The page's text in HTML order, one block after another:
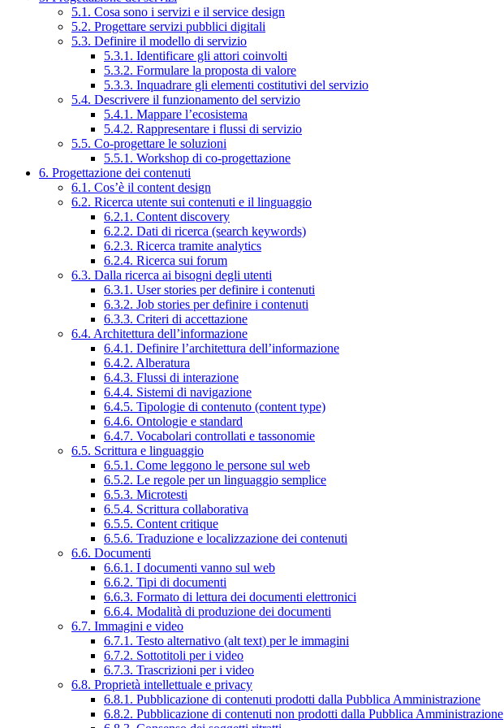
5.1. Cosa sono i servizi e il service design
5.2. Progettare servizi pubblici digitali
5.3. Definire il modello di servizio
5.3.1. Identificare gli attori coinvolti
5.3.2. Formulare la proposta di valore
5.3.3. Inquadrare gli elementi costitutivi del servizio
5.4. Descrivere il funzionamento del servizio
5.4.1. Mappare l’ecosistema
5.4.2. Rappresentare i flussi di servizio
5.5. Co-progettare le soluzioni
5.5.1. Workshop di co-progettazione
6. Progettazione dei contenuti
6.1. Cos’è il content design
6.2. Ricerca utente sui contenuti e il linguaggio
6.2.1. Content discovery
6.2.2. Dati di ricerca (search keywords)
6.2.3. Ricerca tramite analytics
6.2.4. Ricerca sui forum
6.3. Dalla ricerca ai bisogni degli utenti
6.3.1. User stories per definire i contenuti
6.3.2. Job stories per definire i contenuti
6.3.3. Criteri di accettazione
6.4. Architettura dell’informazione
6.4.1. Definire l’architettura dell’informazione
6.4.2. Alberatura
6.4.3. Flussi di interazione
6.4.4. Sistemi di navigazione
6.4.5. Tipologie di contenuto (content type)
6.4.6. Ontologie e standard
6.4.7. Vocabolari controllati e tassonomie
6.5. Scrittura e linguaggio
6.5.1. Come leggono le persone sul web
6.5.2. Le regole per un linguaggio semplice
6.5.3. Microtesti
6.5.4. Scrittura collaborativa
6.5.5. Content critique
6.5.6. Traduzione e localizzazione dei contenuti
6.6. Documenti
6.6.1. I documenti vanno sul web
6.6.2. Tipi di documenti
6.6.3. Formato di lettura dei documenti elettronici
6.6.4. Modalità di produzione dei documenti
6.7. Immagini e video
6.7.1. Testo alternativo (alt text) per le immagini
6.7.2. Sottotitoli per i video
6.7.3. Trascrizioni per i video
6.8. Proprietà intellettuale e privacy
6.8.1. Pubblicazione di contenuti prodotti dalla Pubblica Amministrazione
6.8.2. Pubblicazione di contenuti non prodotti dalla Pubblica Amministrazione